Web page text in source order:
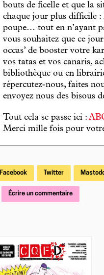
bouts de ficelle et que la
chaque jour plus difficile :
poupe… tout en n’ayant
vous souhaitez que ce
occas’ de booster votre
vos tatas et vos canaris,
bibliothèque ou en
répercutez-nous, faites
envoyez nous des bisous
Tout cela se passe ici :
Merci mille fois pour
Facebook Twitter
Écrire un commentaire